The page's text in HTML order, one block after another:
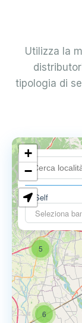
Utilizza la
tipologia di
Self
Seleziona
5
6
6
+
−